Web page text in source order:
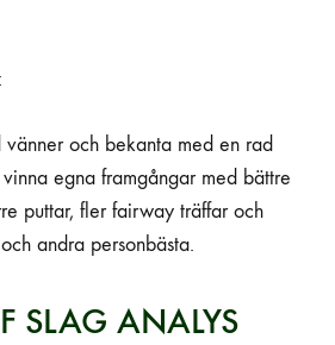
och bekanta med en rad
egna framgångar med bättre
puttar, fler fairway träffar och
andra personbästa.
SLAG ANALYS